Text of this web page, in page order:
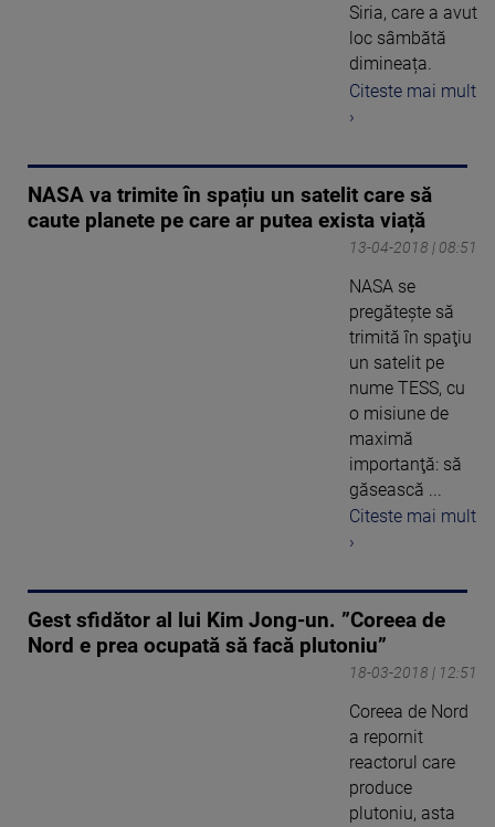
Siria, care a avut
loc sâmbătă
dimineața.
Citeste mai mult
›
NASA va trimite în spațiu un satelit care să
caute planete pe care ar putea exista viață
13-04-2018 | 08:51
NASA se
pregăteşte să
trimită în spaţiu
un satelit pe
nume TESS, cu
o misiune de
maximă
importanţă: să
găsească ...
Citeste mai mult
›
Gest sfidător al lui Kim Jong-un. ”Coreea de
Nord e prea ocupată să facă plutoniu”
18-03-2018 | 12:51
Coreea de Nord
a repornit
reactorul care
produce
plutoniu, asta